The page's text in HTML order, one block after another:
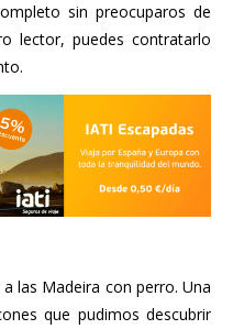
sin preocuparos de
lector, puedes contratarlo
las Madeira con perro. Una
que pudimos descubrir